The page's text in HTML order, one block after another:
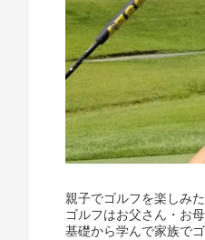
親子でゴルフを楽しみた
ゴルフはお父さん・お
基礎から学んで家族で